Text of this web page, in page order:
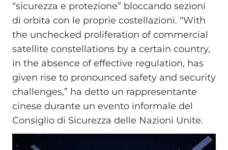
“sicurezza e protezione” bloccando sezioni
di orbita con le proprie costellazioni. “With
the unchecked proliferation of commercial
satellite constellations by a certain country,
in the absence of effective regulation, has
given rise to pronounced safety and security
challenges,” ha detto un rappresentante
cinese durante un evento informale del
Consiglio di Sicurezza delle Nazioni Unite.